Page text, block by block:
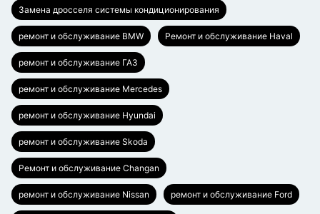
Замена дросселя системы кондиционирования
ремонт и обслуживание BMW Ремонт и обслуживание Haval
ремонт и обслуживание ГАЗ
ремонт и обслуживание Mercedes
ремонт и обслуживание Hyundai
ремонт и обслуживание Skoda
Ремонт и обслуживание Changan
ремонт и обслуживание Nissan ремонт и обслуживание Ford